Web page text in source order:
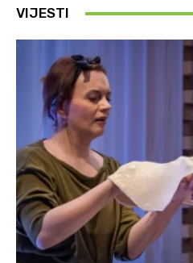
VIJESTI